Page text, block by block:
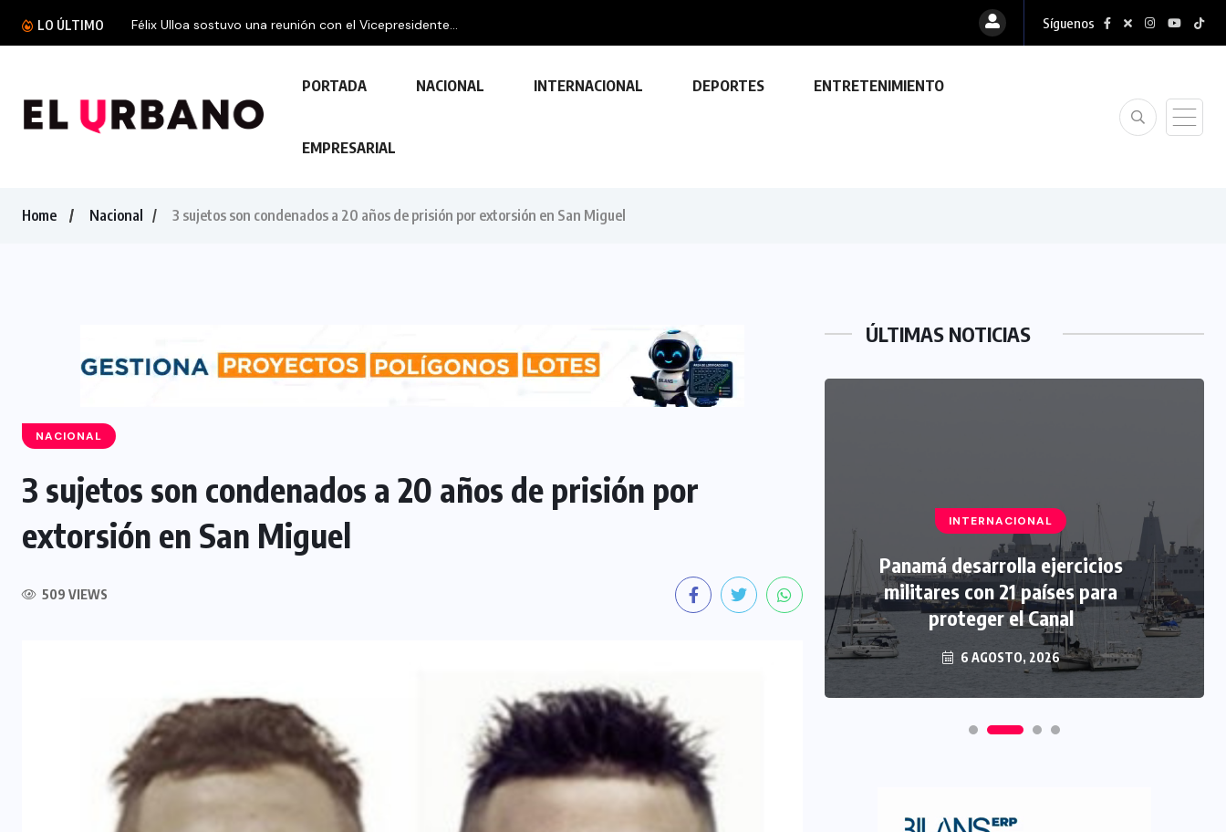
LO ÚLTIMO Félix Ulloa sostuvo una reunión con el Vicepresidente... Síguenos
PORTADA NACIONAL INTERNACIONAL DEPORTES ENTRETENIMIENTO
EMPRESARIAL
Home Nacional 3 sujetos son condenados a 20 años de prisión por extorsión en San Miguel
NACIONAL
3 sujetos son condenados a 20 años de prisión por
extorsión en San Miguel
509 VIEWS
ÚLTIMAS NOTICIAS
INTERNACIONAL
TECNOLOGÍA
23 FEBRERO, 2024
INTERNACIONAL
Panamá desarrolla ejercicios
militares con 21 países para
proteger el Canal
6 AGOSTO, 2026